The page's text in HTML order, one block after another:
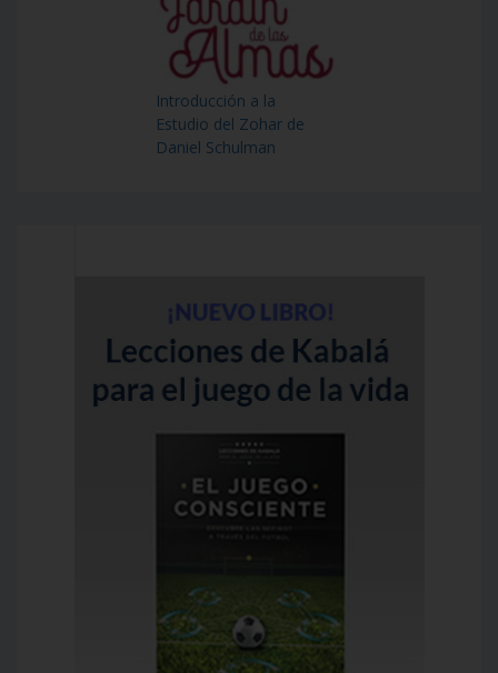
Introducción a la
Estudio del Zohar de
Daniel Schulman